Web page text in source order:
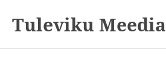
Tuleviku Meedia